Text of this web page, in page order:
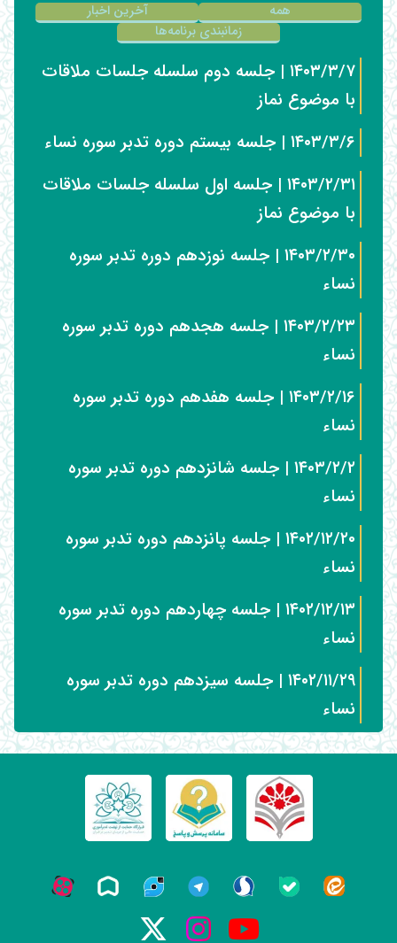
همه
آخرین اخبار
زمانبندی برنامه‌ها
۱۴۰۳/۳/۷ | جلسه دوم سلسله جلسات ملاقات
با موضوع نماز
۱۴۰۳/۳/۶ | جلسه بیستم دوره تدبر سوره نساء
۱۴۰۳/۲/۳۱ | جلسه اول سلسله جلسات ملاقات
با موضوع نماز
۱۴۰۳/۲/۳۰ | جلسه نوزدهم دوره تدبر سوره
نساء
۱۴۰۳/۲/۲۳ | جلسه هجدهم دوره تدبر سوره
نساء
۱۴۰۳/۲/۱۶ | جلسه هفدهم دوره تدبر سوره
نساء
۱۴۰۳/۲/۲ | جلسه شانزدهم دوره تدبر سوره
نساء
۱۴۰۲/۱۲/۲۰ | جلسه پانزدهم دوره تدبر سوره
نساء
۱۴۰۲/۱۲/۱۳ | جلسه چهاردهم دوره تدبر سوره
نساء
۱۴۰۲/۱۱/۲۹ | جلسه سیزدهم دوره تدبر سوره
نساء